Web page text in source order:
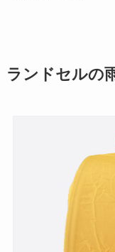
ランドセルの